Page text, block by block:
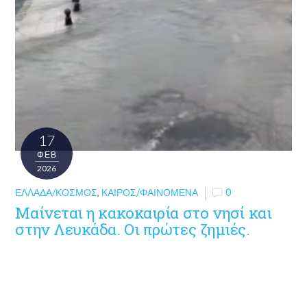
17
ΦΕΒ
2026
ΕΛΛΆΔΑ/ΚΌΣΜΟΣ, ΚΑΙΡΌΣ/ΦΑΙΝΌΜΕΝΑ 0
Μαίνεται η κακοκαιρία στο νησί και
στην Λευκάδα. Οι πρώτες ζημιές.